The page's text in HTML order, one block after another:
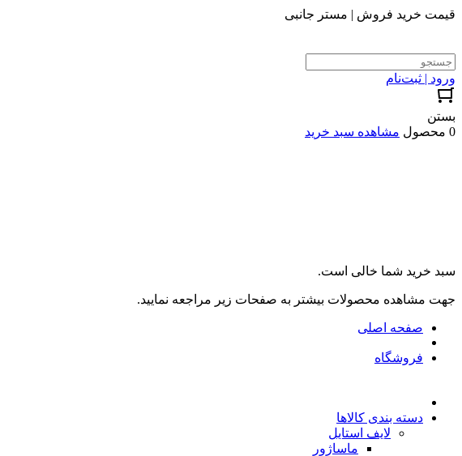
قیمت خرید فروش | مستر جانبی
ورود | ثبت‌نام
بستن
0 محصول
مشاهده سبد خرید
سبد خرید شما خالی است.
جهت مشاهده محصولات بیشتر به صفحات زیر مراجعه نمایید.
صفحه اصلی
فروشگاه
دسته بندی کالاها
لایف استایل
ماساژور